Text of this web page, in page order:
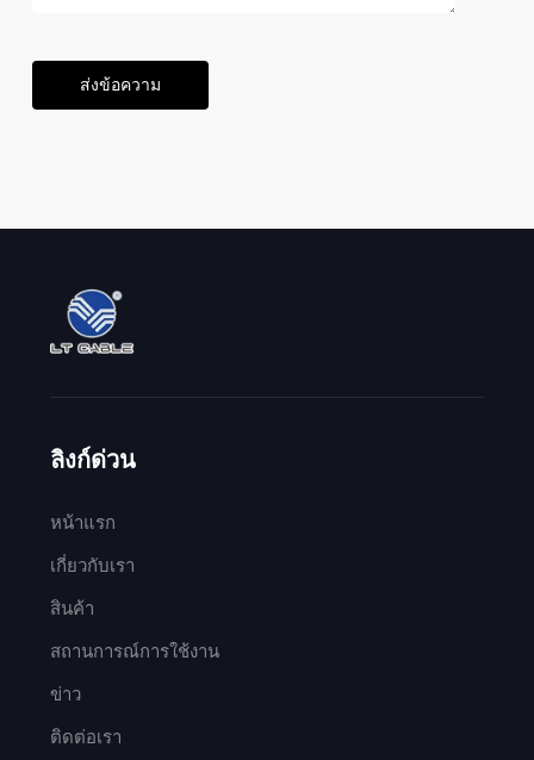
ส่งข้อความ
ลิงก์ด่วน
หน้าแรก
เกี่ยวกับเรา
สินค้า
สถานการณ์การใช้งาน
ข่าว
ติดต่อเรา